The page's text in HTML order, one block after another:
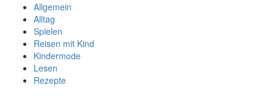
Allgemein
Alltag
Spielen
Reisen mit Kind
Kindermode
Lesen
Rezepte